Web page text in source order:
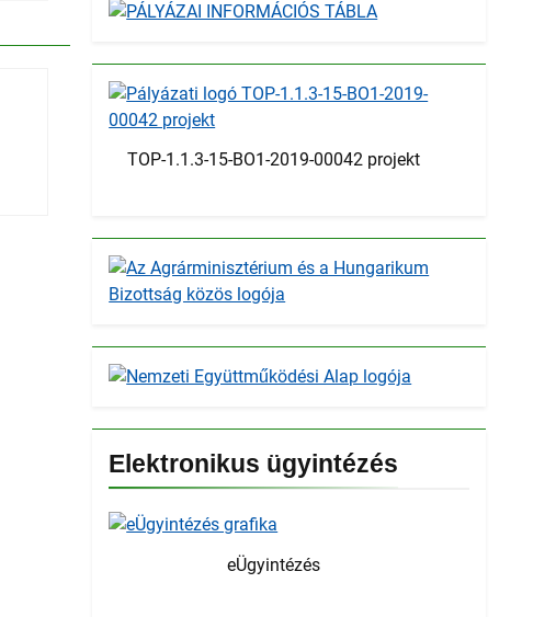
TOP-1.1.3-15-BO1-2019-00042 projekt
Elektronikus ügyintézés
eÜgyintézés